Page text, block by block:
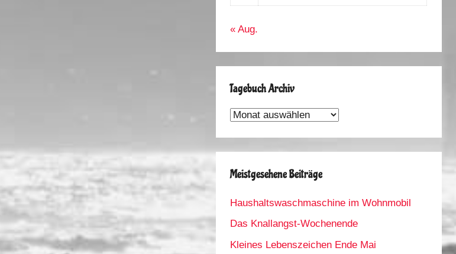
« Aug.
Tagebuch Archiv
Tagebuch
Meistgesehene Beiträge
Haushaltswaschmaschine im Wohnmobil
Das Knallangst-Wochenende
Kleines Lebenszeichen Ende Mai